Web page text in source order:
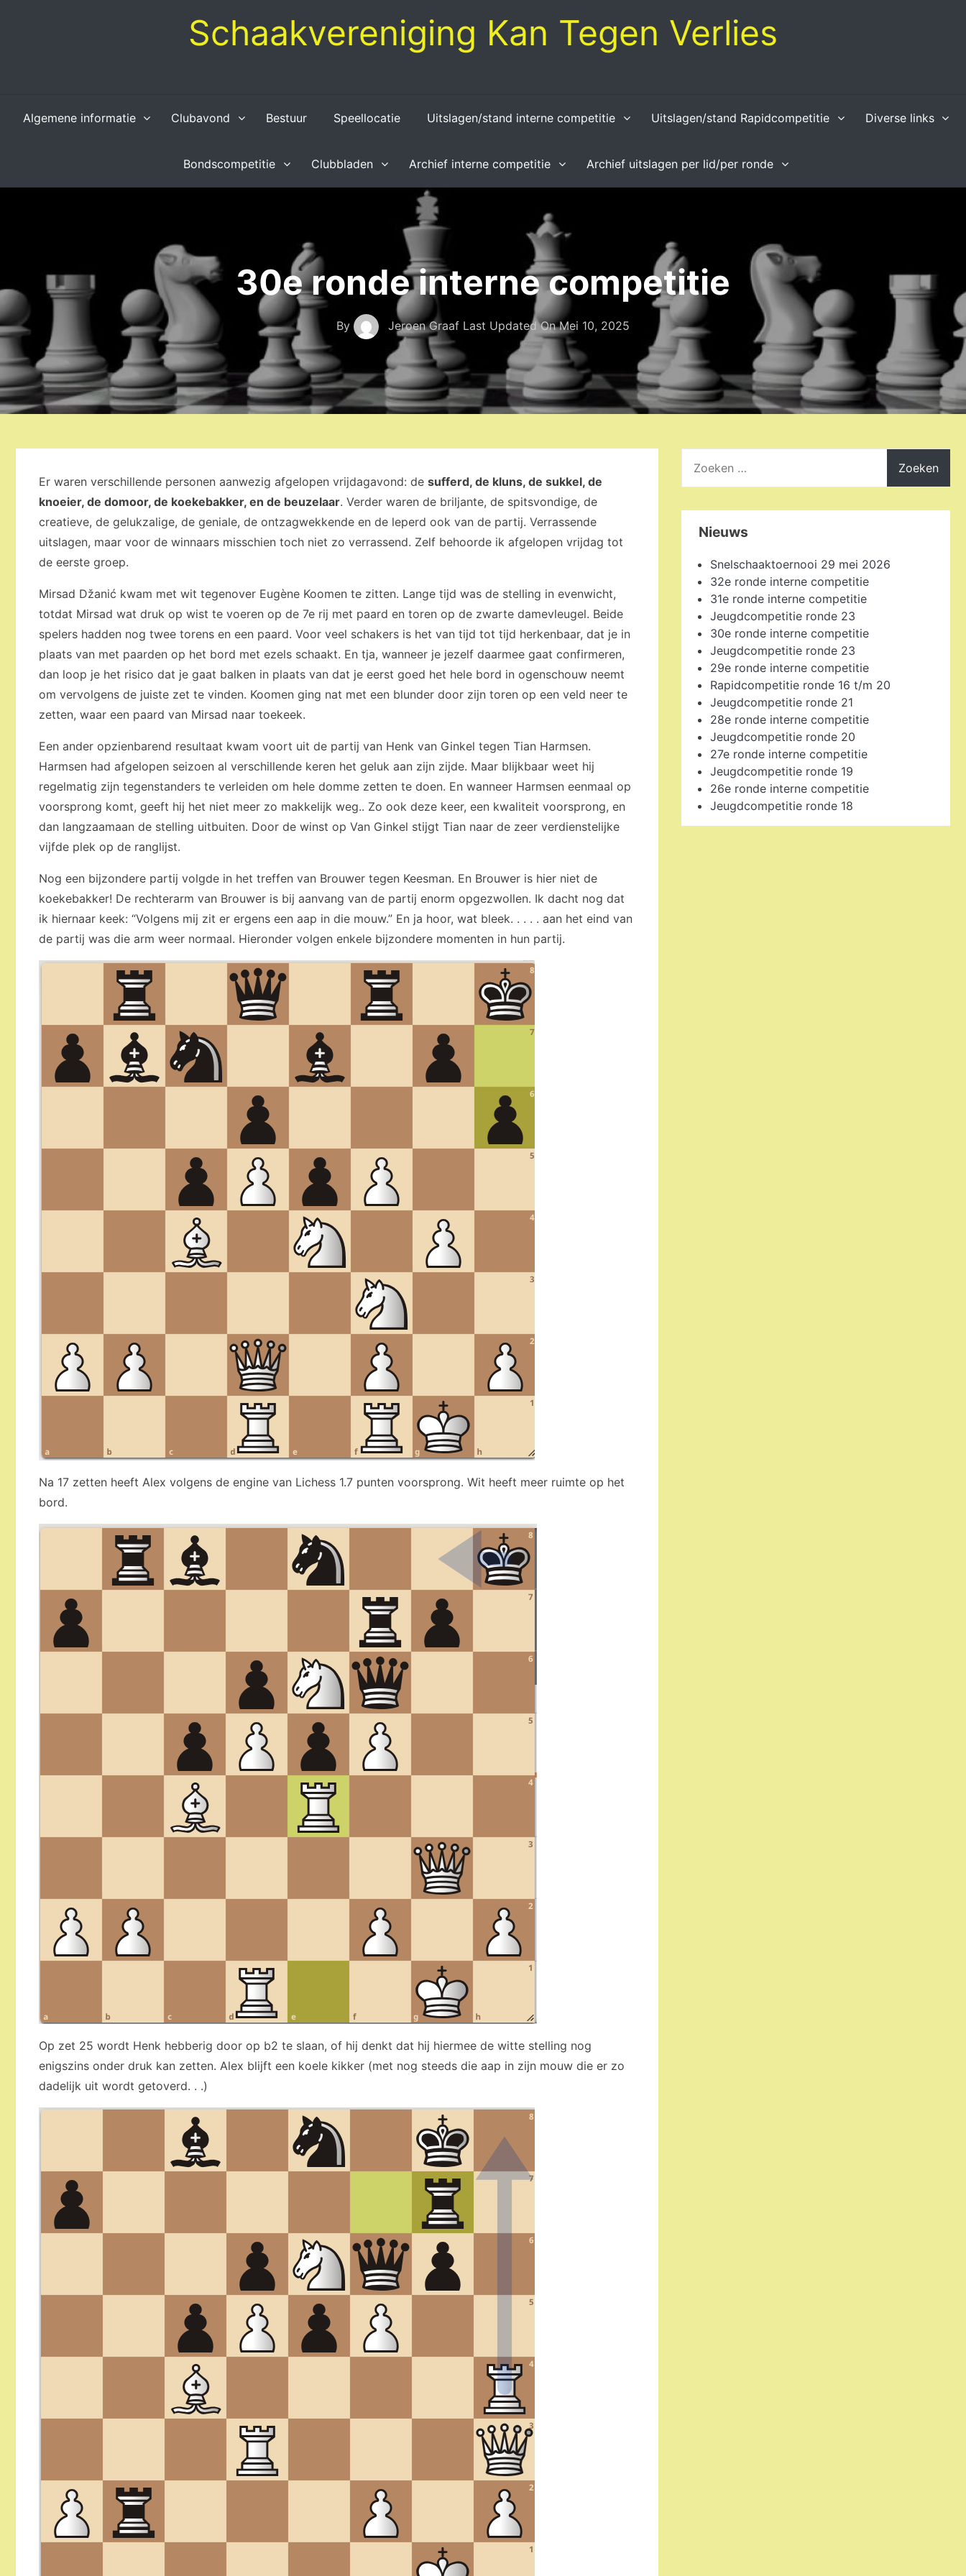
Schaakvereniging Kan Tegen Verlies
Algemene informatie Clubavond Bestuur Speellocatie Uitslagen/stand interne competitie Uitslagen/stand Rapidcompetitie Diverse links
Bondscompetitie Clubbladen Archief interne competitie Archief uitslagen per lid/per ronde
30e ronde interne competitie
By Jeroen Graaf Last Updated OnMei 10, 2025
Er waren verschillende personen aanwezig afgelopen vrijdagavond: de sufferd, de kluns, de sukkel, de
knoeier, de domoor, de koekebakker, en de beuzelaar. Verder waren de briljante, de spitsvondige, de
creatieve, de gelukzalige, de geniale, de ontzagwekkende en de leperd ook van de partij. Verrassende
uitslagen, maar voor de winnaars misschien toch niet zo verrassend. Zelf behoorde ik afgelopen vrijdag tot
de eerste groep.
Mirsad Džanić kwam met wit tegenover Eugène Koomen te zitten. Lange tijd was de stelling in evenwicht,
totdat Mirsad wat druk op wist te voeren op de 7e rij met paard en toren op de zwarte damevleugel. Beide
spelers hadden nog twee torens en een paard. Voor veel schakers is het van tijd tot tijd herkenbaar, dat je in
plaats van met paarden op het bord met ezels schaakt. En tja, wanneer je jezelf daarmee gaat confirmeren,
dan loop je het risico dat je gaat balken in plaats van dat je eerst goed het hele bord in ogenschouw neemt
om vervolgens de juiste zet te vinden. Koomen ging nat met een blunder door zijn toren op een veld neer te
zetten, waar een paard van Mirsad naar toekeek.
Een ander opzienbarend resultaat kwam voort uit de partij van Henk van Ginkel tegen Tian Harmsen.
Harmsen had afgelopen seizoen al verschillende keren het geluk aan zijn zijde. Maar blijkbaar weet hij
regelmatig zijn tegenstanders te verleiden om hele domme zetten te doen. En wanneer Harmsen eenmaal op
voorsprong komt, geeft hij het niet meer zo makkelijk weg.. Zo ook deze keer, een kwaliteit voorsprong, en
dan langzaamaan de stelling uitbuiten. Door de winst op Van Ginkel stijgt Tian naar de zeer verdienstelijke
vijfde plek op de ranglijst.
Nog een bijzondere partij volgde in het treffen van Brouwer tegen Keesman. En Brouwer is hier niet de
koekebakker! De rechterarm van Brouwer is bij aanvang van de partij enorm opgezwollen. Ik dacht nog dat
ik hiernaar keek: “Volgens mij zit er ergens een aap in die mouw.” En ja hoor, wat bleek. . . . . aan het eind van
de partij was die arm weer normaal. Hieronder volgen enkele bijzondere momenten in hun partij.
Na 17 zetten heeft Alex volgens de engine van Lichess 1.7 punten voorsprong. Wit heeft meer ruimte op het
bord.
Op zet 25 wordt Henk hebberig door op b2 te slaan, of hij denkt dat hij hiermee de witte stelling nog
enigszins onder druk kan zetten. Alex blijft een koele kikker (met nog steeds die aap in zijn mouw die er zo
dadelijk uit wordt getoverd. . .)
naar:
Nieuws
Snelschaaktoernooi 29 mei 2026
32e ronde interne competitie
31e ronde interne competitie
Jeugdcompetitie ronde 23
30e ronde interne competitie
Jeugdcompetitie ronde 23
29e ronde interne competitie
Rapidcompetitie ronde 16 t/m 20
Jeugdcompetitie ronde 21
28e ronde interne competitie
Jeugdcompetitie ronde 20
27e ronde interne competitie
Jeugdcompetitie ronde 19
26e ronde interne competitie
Jeugdcompetitie ronde 18